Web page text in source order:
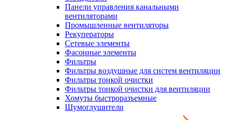
Панели управления канальными
вентиляторами
Промышленные вентиляторы
Рекуператоры
Сетевые элементы
Фасонные элементы
Фильтры
Фильтры воздушные для систем вентиляции
Фильтры тонкой очистки
Фильтры тонкой очистки для вентиляции
Хомуты быстроразъемные
Шумоглушители